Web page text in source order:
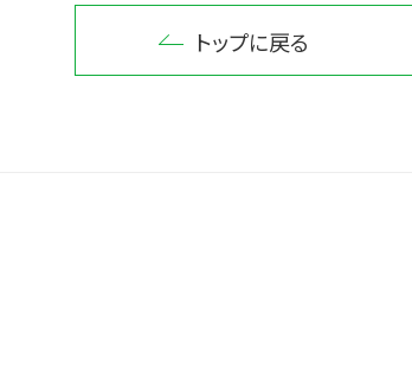
トップに戻る